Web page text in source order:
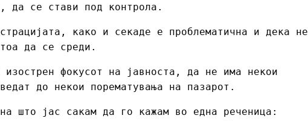
да се стави под контрола.
како и секаде е проблематична и дека не
да се среди.
фокусот на јавноста, да не има некои
до некои порематувања на пазарот.
што јас сакам да го кажам во една реченица: